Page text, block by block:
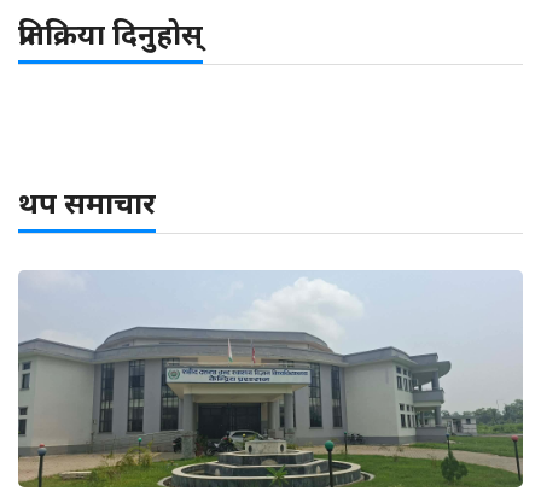
प्रतिक्रिया दिनुहोस्
थप समाचार